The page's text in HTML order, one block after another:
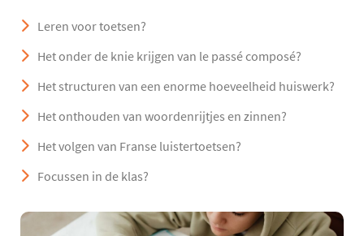
Leren voor toetsen?
Het onder de knie krijgen van le passé composé?
Het structuren van een enorme hoeveelheid huiswerk?
Het onthouden van woordenrijtjes en zinnen?
Het volgen van Franse luistertoetsen?
Focussen in de klas?